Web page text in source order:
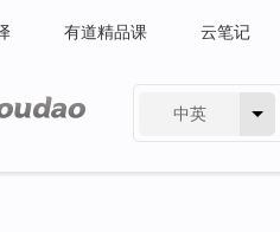
有道精品课 云笔记
中英